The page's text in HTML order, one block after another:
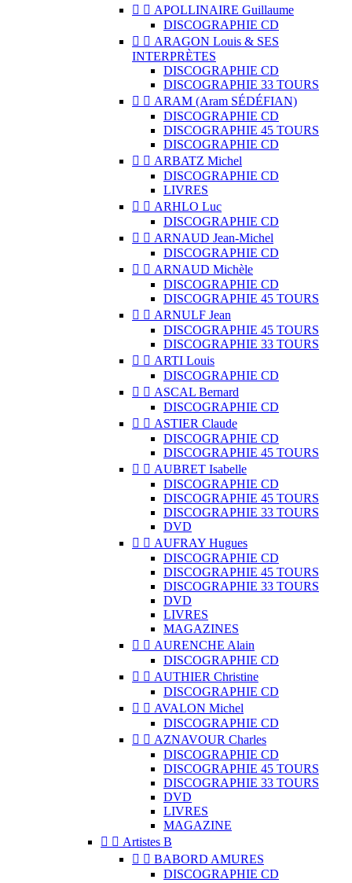
  APOLLINAIRE Guillaume
DISCOGRAPHIE CD
  ARAGON Louis & SES
INTERPRÈTES
DISCOGRAPHIE CD
DISCOGRAPHIE 33 TOURS
  ARAM (Aram SÉDÉFIAN)
DISCOGRAPHIE CD
DISCOGRAPHIE 45 TOURS
DISCOGRAPHIE CD
  ARBATZ Michel
DISCOGRAPHIE CD
LIVRES
  ARHLO Luc
DISCOGRAPHIE CD
  ARNAUD Jean-Michel
DISCOGRAPHIE CD
  ARNAUD Michèle
DISCOGRAPHIE CD
DISCOGRAPHIE 45 TOURS
  ARNULF Jean
DISCOGRAPHIE 45 TOURS
DISCOGRAPHIE 33 TOURS
  ARTI Louis
DISCOGRAPHIE CD
  ASCAL Bernard
DISCOGRAPHIE CD
  ASTIER Claude
DISCOGRAPHIE CD
DISCOGRAPHIE 45 TOURS
  AUBRET Isabelle
DISCOGRAPHIE CD
DISCOGRAPHIE 45 TOURS
DISCOGRAPHIE 33 TOURS
DVD
  AUFRAY Hugues
DISCOGRAPHIE CD
DISCOGRAPHIE 45 TOURS
DISCOGRAPHIE 33 TOURS
DVD
LIVRES
MAGAZINES
  AURENCHE Alain
DISCOGRAPHIE CD
  AUTHIER Christine
DISCOGRAPHIE CD
  AVALON Michel
DISCOGRAPHIE CD
  AZNAVOUR Charles
DISCOGRAPHIE CD
DISCOGRAPHIE 45 TOURS
DISCOGRAPHIE 33 TOURS
DVD
LIVRES
MAGAZINE
  Artistes B
  BABORD AMURES
DISCOGRAPHIE CD